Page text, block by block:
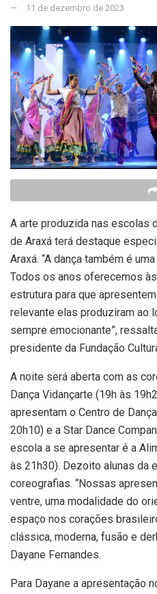
11 de dezembro de 2023
A arte produzida nas escolas
de Araxá terá destaque
Araxá. “A dança também é
Todos os anos oferecemos
estrutura para que
relevante elas produziram ao
sempre emocionante”,
presidente da Fundação
A noite será aberta com as
Dança Vidançarte (19h às
apresentam o Centro de
20h10) e a Star Dance
escola a se apresentar é a
às 21h30). Dezoito alunas da
coreografias. “Nossas
ventre, uma modalidade do
espaço nos corações
clássica, moderna, fusão e
Dayane Fernandes.
Para Dayane a apresentação